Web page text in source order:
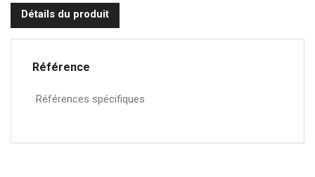
Détails du produit
Référence
Références spécifiques